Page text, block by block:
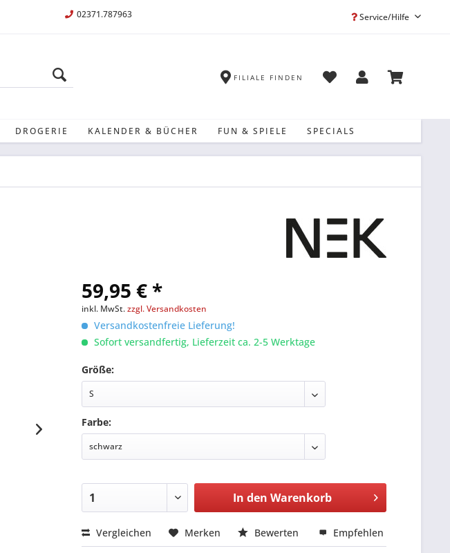
02371.787963 Service/Hilfe
FILIALE FINDEN
DROGERIE KALENDER & BÜCHER FUN & SPIELE SPECIALS
59,95 € *
inkl. MwSt.zzgl. Versandkosten
Versandkostenfreie Lieferung!
Sofort versandfertig, Lieferzeit ca. 2-5 Werktage
Größe:
Farbe:
In den Warenkorb
Vergleichen Merken Bewerten Empfehlen